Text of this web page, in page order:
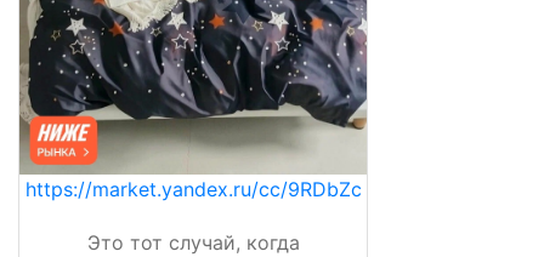
https://market.yandex.ru/cc/9RDbZc
Это тот случай, когда